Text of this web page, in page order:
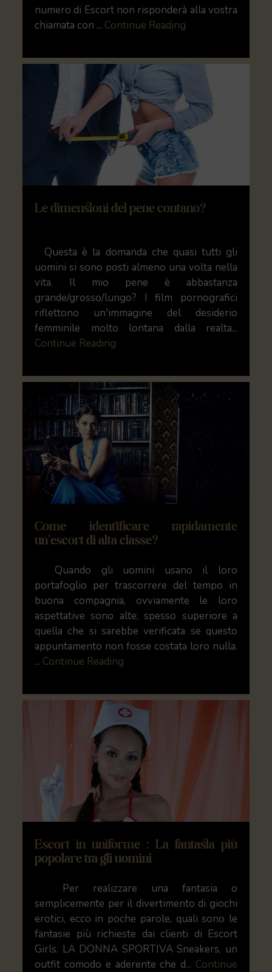
numero di Escort non risponderà alla vostra
chiamata con ... Continue Reading
Le dimensioni del pene contano?
Questa è la domanda che quasi tutti gli
uomini si sono posti almeno una volta nella
vita. Il mio pene è abbastanza
grande/grosso/lungo? I film pornografici
riflettono un'immagine del desiderio
femminile molto lontana dalla realta...
Continue Reading
Come identificare rapidamente
un'escort di alta classe?
Quando gli uomini usano il loro
portafoglio per trascorrere del tempo in
buona compagnia, ovviamente le loro
aspettative sono alte; spesso superiore a
quella che si sarebbe verificata se questo
appuntamento non fosse costata loro nulla.
... Continue Reading
Escort in uniforme : La fantasia più
popolare tra gli uomini
Per realizzare una fantasia o
semplicemente per il divertimento di giochi
erotici, ecco in poche parole, quali sono le
fantasie più richieste dai clienti di Escort
Girls. LA DONNA SPORTIVA Sneakers, un
outfit comodo e aderente che d... Continue